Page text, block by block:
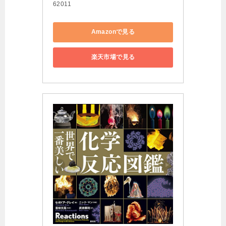
62011
Amazonで見る
楽天市場で見る